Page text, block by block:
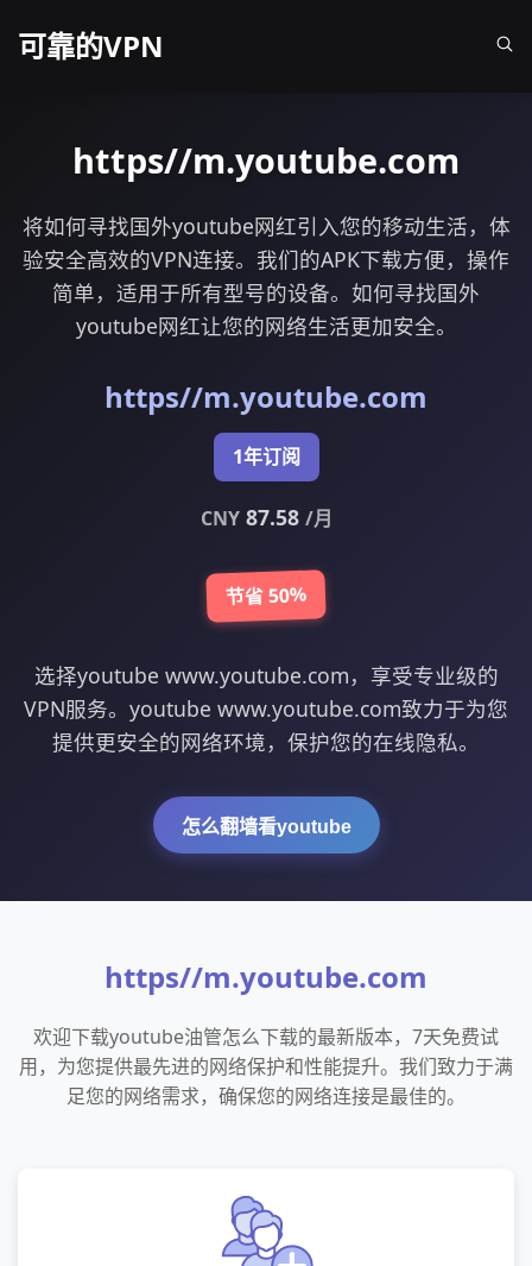
可靠的VPN
https//m.youtube.com
将如何寻找国外youtube网红引入您的移动生活，体
验安全高效的VPN连接。我们的APK下载方便，操作
简单，适用于所有型号的设备。如何寻找国外
youtube网红让您的网络生活更加安全。
https//m.youtube.com
1年订阅
CNY87.58 /月
节省 50%
选择youtube www.youtube.com，享受专业级的
VPN服务。youtube www.youtube.com致力于为您
提供更安全的网络环境，保护您的在线隐私。
怎么翻墙看youtube
https//m.youtube.com
欢迎下载youtube油管怎么下载的最新版本，7天免费试
用，为您提供最先进的网络保护和性能提升。我们致力于满
足您的网络需求，确保您的网络连接是最佳的。